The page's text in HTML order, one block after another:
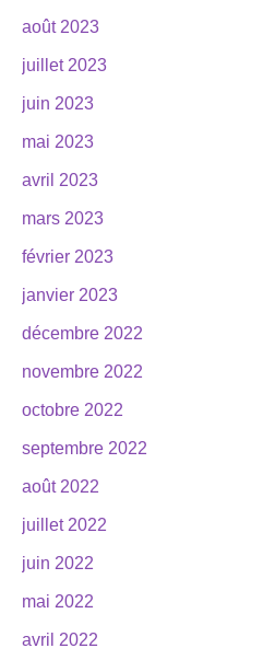
août 2023
juillet 2023
juin 2023
mai 2023
avril 2023
mars 2023
février 2023
janvier 2023
décembre 2022
novembre 2022
octobre 2022
septembre 2022
août 2022
juillet 2022
juin 2022
mai 2022
avril 2022